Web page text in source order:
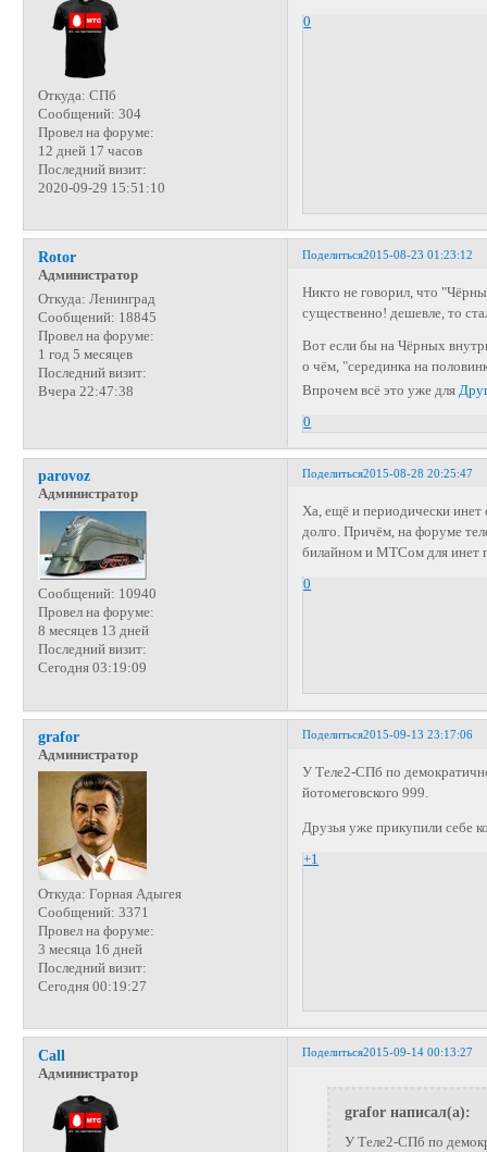
Откуда: СПб
Сообщений: 304
Провел на форуме:
12 дней 17 часов
Последний визит:
2020-09-29 15:51:10
0
Поделиться2015-08-23 01:23:12
Rotor
Администратор
Откуда: Ленинград
Сообщений: 18845
Провел на форуме:
1 год 5 месяцев
Последний визит:
Вчера 22:47:38
Никто не говорил, что
существенно! дешевле, то
Вот если бы на Чёрных
о чём, "серединка на
Впрочем всё это уже для
0
Поделиться2015-08-28 20:25:47
parovoz
Администратор
Сообщений: 10940
Провел на форуме:
8 месяцев 13 дней
Последний визит:
Сегодня 03:19:09
Ха, ещё и периодически инет
долго. Причём, на форуме
билайном и МТСом для инет
0
Поделиться2015-09-13 23:17:06
grafor
Администратор
Откуда: Горная Адыгея
Сообщений: 3371
Провел на форуме:
3 месяца 16 дней
Последний визит:
Сегодня 00:19:27
У Теле2-СПб по
йотомеговского 999.
Друзья уже прикупили себе
+1
Поделиться2015-09-14 00:13:27
Call
Администратор
grafor написал(а):
У Теле2-СПб по